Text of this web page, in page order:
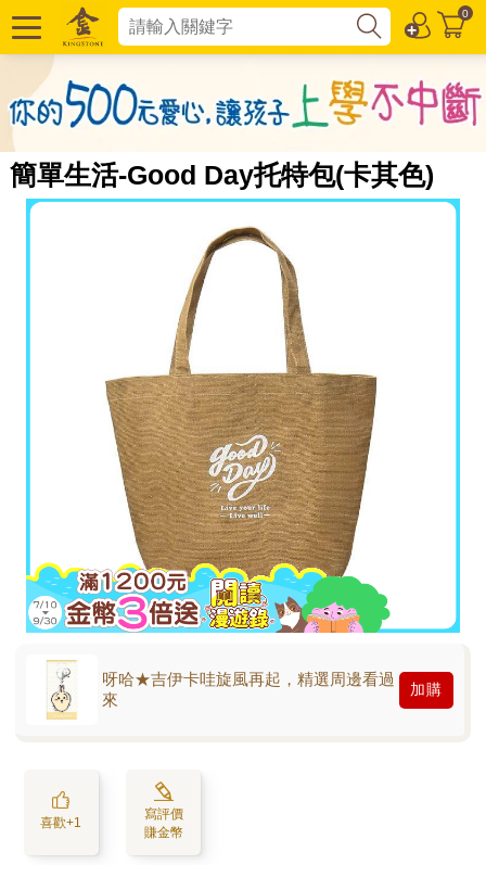
0
簡單生活-Good Day托特包(卡其色)
呀哈★吉伊卡哇旋風再起，精選周邊看過
來
加購
喜歡+1
寫評價
賺金幣